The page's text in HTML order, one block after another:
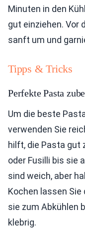
Minuten in den
gut einziehen. Vor
sanft um und
Tipps & Tricks
Perfekte Pasta
Um die beste
verwenden Sie
hilft, die Pasta gut
oder Fusilli bis sie
sind weich, aber
Kochen lassen
sie zum Abkühlen
klebrig.